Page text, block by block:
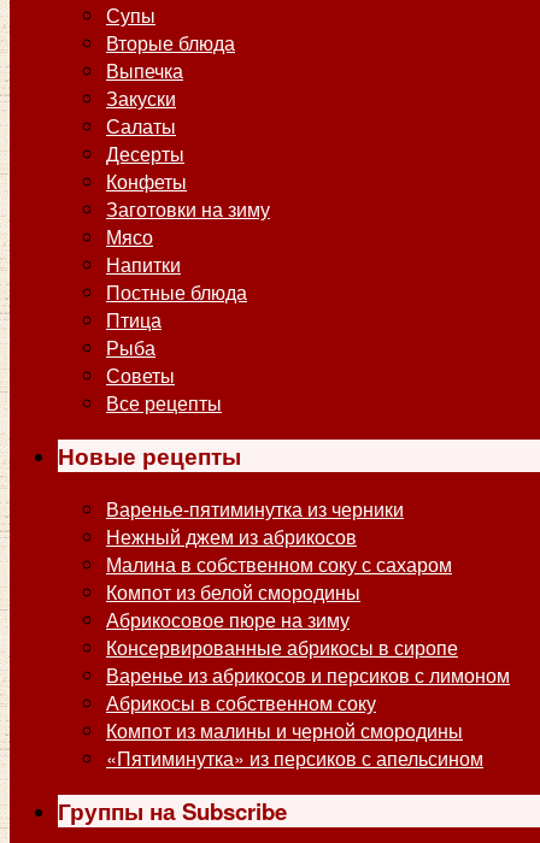
Супы
Вторые блюда
Выпечка
Закуски
Салаты
Десерты
Конфеты
Заготовки на зиму
Мясо
Напитки
Постные блюда
Птица
Рыба
Советы
Все рецепты
Новые рецепты
Варенье-пятиминутка из черники
Нежный джем из абрикосов
Малина в собственном соку с сахаром
Компот из белой смородины
Абрикосовое пюре на зиму
Консервированные абрикосы в сиропе
Варенье из абрикосов и персиков с лимоном
Абрикосы в собственном соку
Компот из малины и черной смородины
«Пятиминутка» из персиков с апельсином
Группы на Subscribe